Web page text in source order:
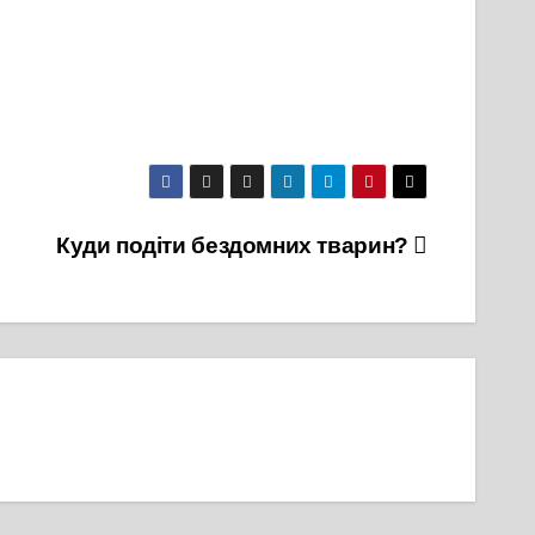
Куди подіти бездомних тварин?